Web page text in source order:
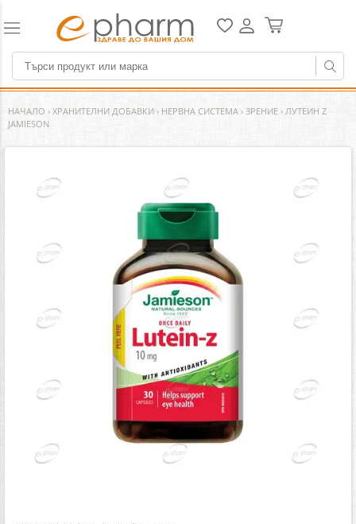
НАЧАЛО › ХРАНИТЕЛНИ ДОБАВКИ › НЕРВНА СИСТЕМА › ЗРЕНИЕ › ЛУТЕИН Z
JAMIESON